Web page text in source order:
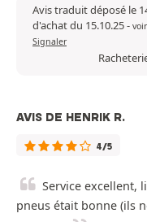
Avis traduit déposé le
d'achat du 15.10.25-
Signaler
AVIS DE HENRIK R.
4/5
Service excellent,
pneus était bonne (ils